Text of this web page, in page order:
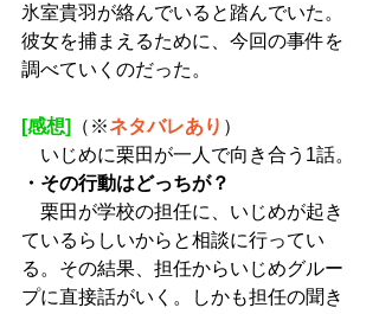
氷室貴羽が絡んでいると踏んでいた。
彼女を捕まえるために、今回の事件を
調べていくのだった。
[感想] （※ネタバレあり ）
いじめに栗田が一人で向き合う1話。
・その行動はどっちが？
栗田が学校の担任に、いじめが起き
ているらしいからと相談に行ってい
る。その結果、担任からいじめグルー
プに直接話がいく。しかも担任の聞き